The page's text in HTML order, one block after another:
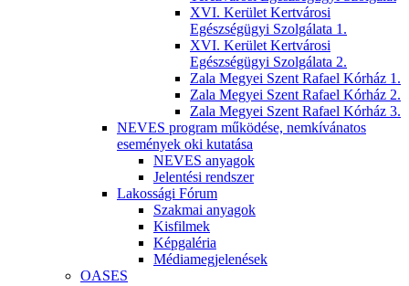
XVI. Kerület Kertvárosi
Egészségügyi Szolgálata 1.
XVI. Kerület Kertvárosi
Egészségügyi Szolgálata 2.
Zala Megyei Szent Rafael Kórház 1.
Zala Megyei Szent Rafael Kórház 2.
Zala Megyei Szent Rafael Kórház 3.
NEVES program működése, nemkívánatos
események oki kutatása
NEVES anyagok
Jelentési rendszer
Lakossági Fórum
Szakmai anyagok
Kisfilmek
Képgaléria
Médiamegjelenések
OASES